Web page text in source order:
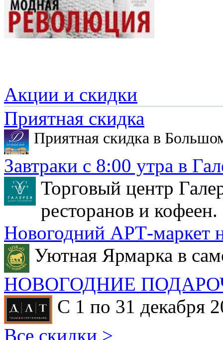
Акции и скидки
Приятная скидка
Приятная скидка в
Завтраки с 8:00 утра в
Торговый центр
ресторанов и кофеен.
Новогодний АРТ-маркет
Уютная Ярмарка в
НОВОГОДНИЕ
С 1 по 31 декабря
Все скидки >